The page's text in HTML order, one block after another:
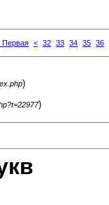
Первая < 32 33 34 35 36
)
)